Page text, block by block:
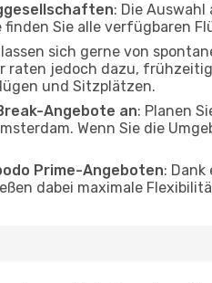
: Die
Sie alle verfügbaren
lassen sich gerne von
raten jedoch dazu,
und Sitzplätzen.
Angebote an: Planen
Wenn Sie die
Prime-Angeboten:
dabei maximale